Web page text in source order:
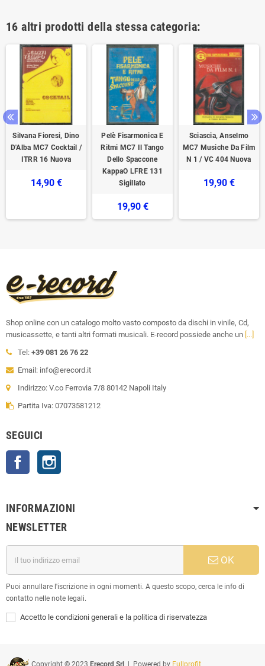
16 altri prodotti della stessa categoria:
Silvana Fioresi, Dino
D'Alba MC7 Cocktail /
ITRR 16 Nuova
14,90 €
Pelè Fisarmonica E
Ritmi MC7 Il Tango
Dello Spaccone
KappaO ‎LFRE 131
Sigillato
19,90 €
Sciascia, Anselmo
MC7 Musiche Da Film
N 1 / VC 404 ‎Nuova
19,90 €
Shop online con un catalogo molto vasto composto da dischi in vinile, Cd,
musicassette, e tanti altri formati musicali. E-record possiede anche un [...]
Tel: +39 081 26 76 22
Email: info@erecord.it
Indirizzo: V.co Ferrovia 7/8 80142 Napoli Italy
Partita Iva: 07073581212
SEGUICI
Facebook
INFORMAZIONI
NEWSLETTER
OK
Puoi annullare l'iscrizione in ogni momenti. A questo scopo, cerca le info di
contatto nelle note legali.
Accetto le condizioni generali e la politica di riservatezza